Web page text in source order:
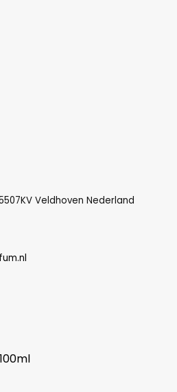
Veldhoven Nederland